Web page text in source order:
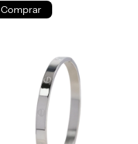
Comprar